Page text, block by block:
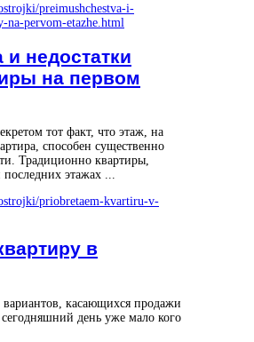
недостатки
на первом
тот факт, что этаж, на
способен существенно
Традиционно квартиры,
этажах ...
в
касающихся продажи
день уже мало кого